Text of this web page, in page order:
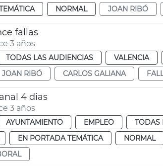
NORMAL JOAN RIBÓ
fallas
3 años
TODAS LAS AUDIENCIAS VALENCIA
JOAN RIBÓ CARLOS GALIANA
4 dias
3 años
AYUNTAMIENTO EMPLEO TODAS
EN PORTADA TEMÁTICA NORMAL